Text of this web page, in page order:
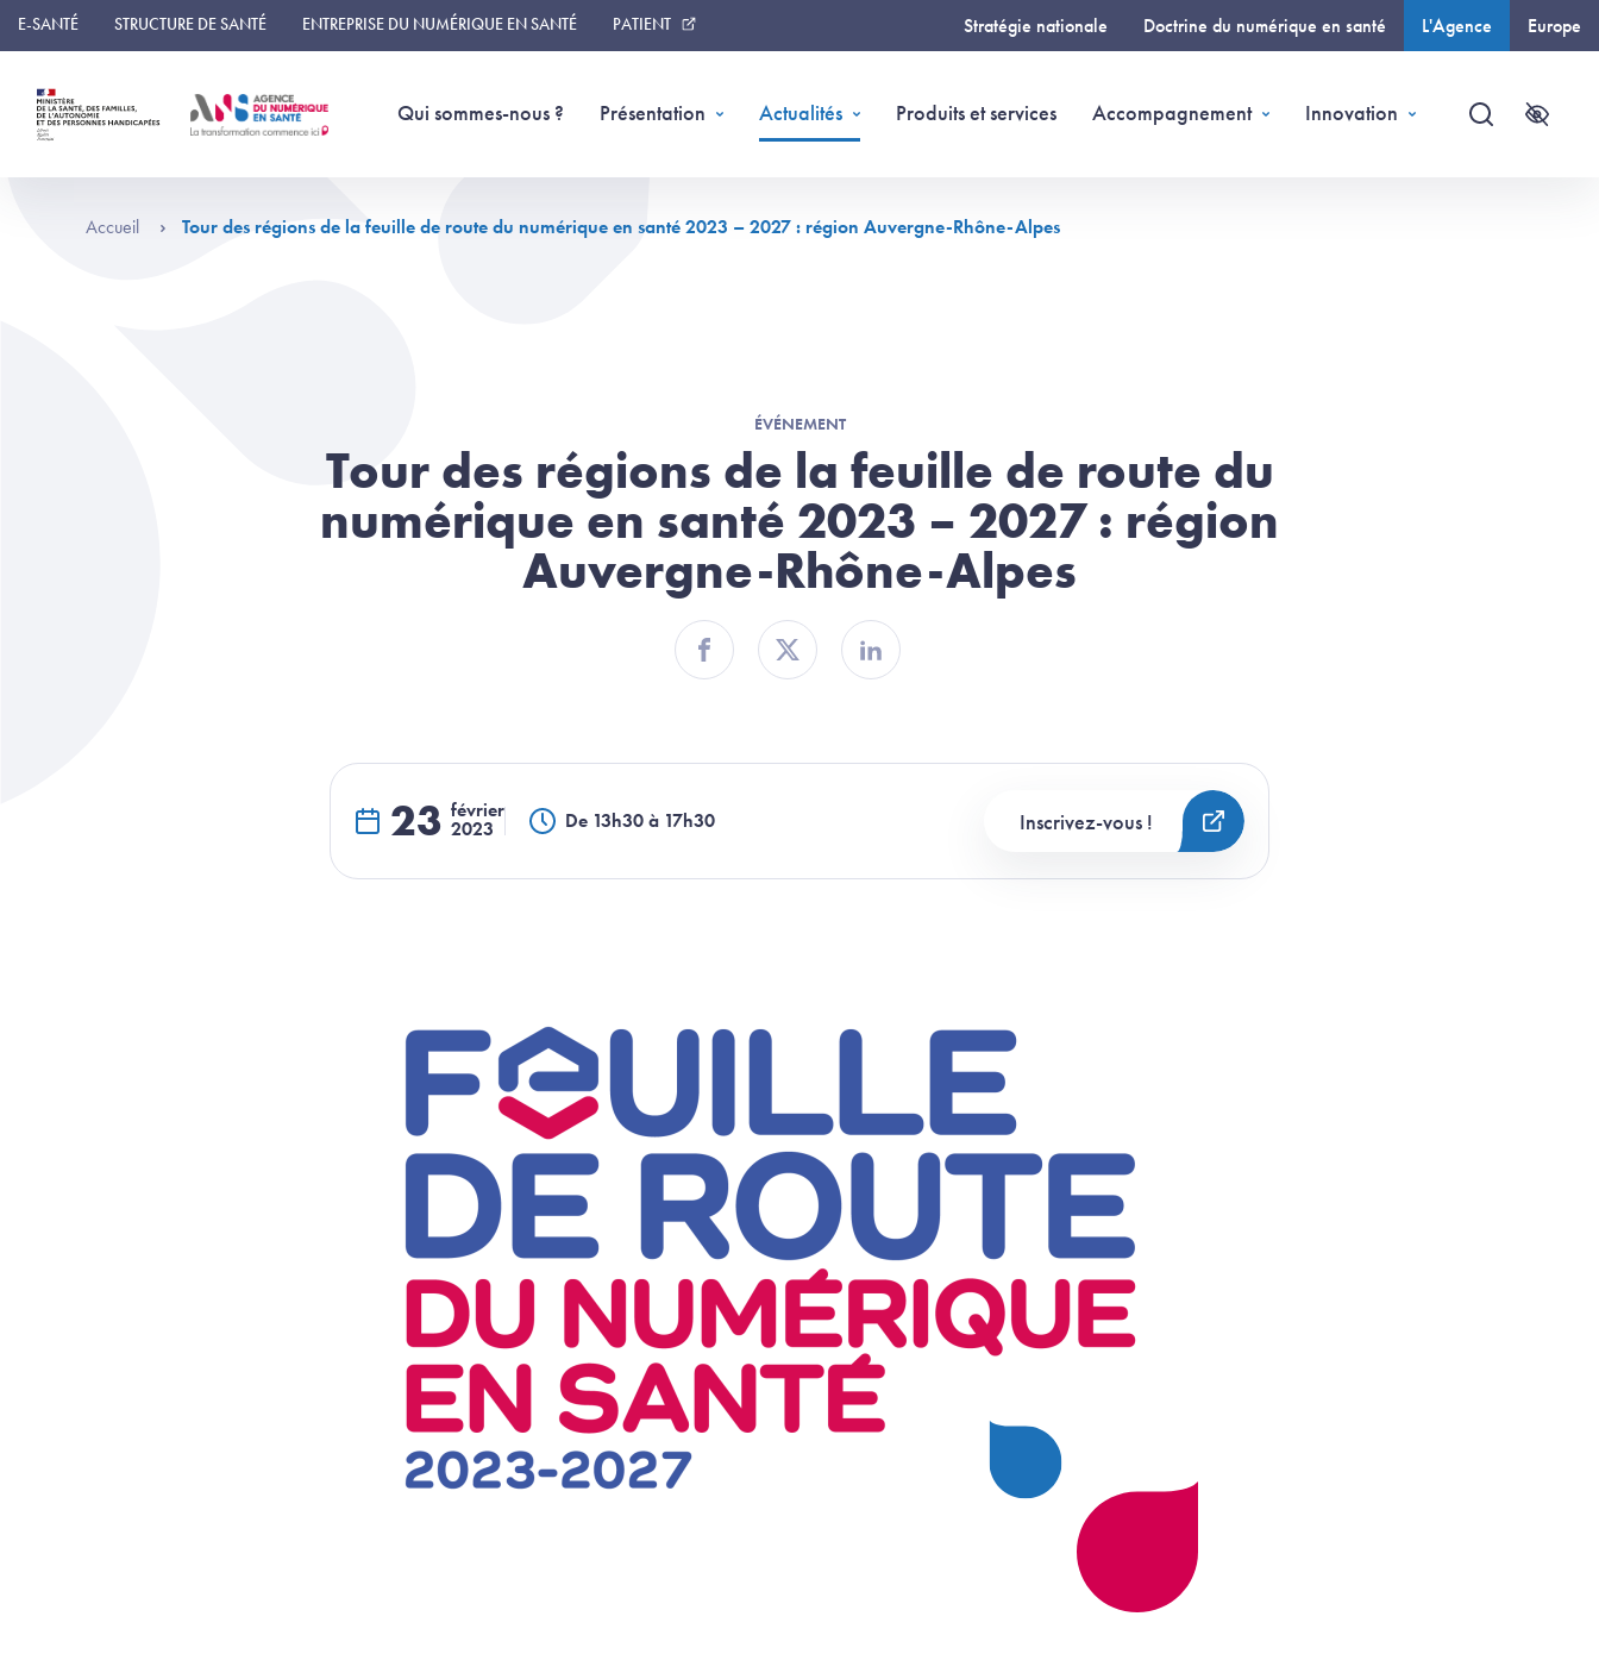
Panneau de gestion des cookies
E-SANTÉ STRUCTURE DE SANTÉ ENTREPRISE DU NUMÉRIQUE EN SANTÉ PATIENT Stratégie nationale Doctrine du numérique en santé L'Agence Europe
Qui sommes-nous ? Présentation Actualités Produits et services Accompagnement Innovation
Recherche
Accueil Tour des régions de la feuille de route du numérique en santé 2023 – 2027 : région Auvergne-Rhône-Alpes
ÉVÉNEMENT
Tour des régions de la feuille de route du
numérique en santé 2023 – 2027 : région
Auvergne-Rhône-Alpes
Partager sur Facebook
Partager sur TwitterPartager sur Linkedin
23 février
2023 De 13h30 à 17h30 Inscrivez-vous !